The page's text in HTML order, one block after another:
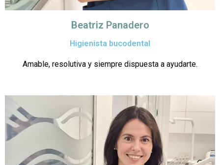
Beatriz Panadero
Higienista bucodental
Amable, resolutiva y siempre dispuesta a ayudarte.